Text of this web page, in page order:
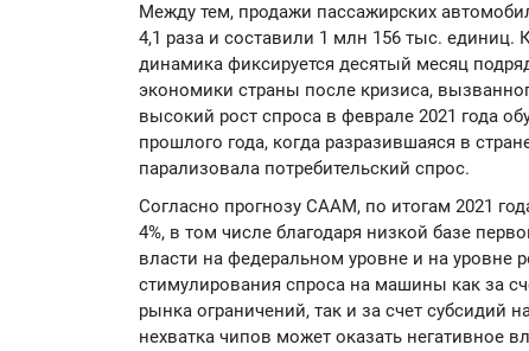
Между тем, продажи пассажирских
4,1 раза и составили 1 млн 156 тыс.
динамика фиксируется десятый месяц
экономики страны после кризиса,
высокий рост спроса в феврале 2021 года
прошлого года, когда разразившаяся в
парализовала потребительский спрос.
Согласно прогнозу CAAM, по итогам 2021
4%, в том числе благодаря низкой базе
власти на федеральном уровне и на уровне
стимулирования спроса на машины как за
рынка ограничений, так и за счет субсидий
нехватка чипов может оказать негативное